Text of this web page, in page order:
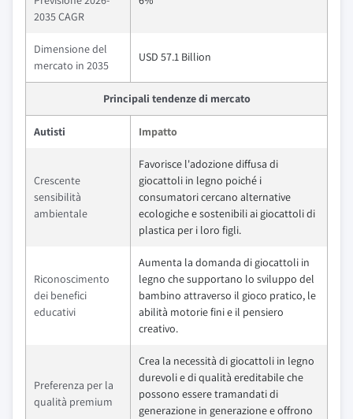
2035 CAGR
Dimensione del
mercato in 2035
USD 57.1 Billion
Principali tendenze di mercato
Autisti Impatto
Crescente
sensibilità
ambientale
Favorisce l'adozione diffusa di
giocattoli in legno poiché i
consumatori cercano alternative
ecologiche e sostenibili ai giocattoli di
plastica per i loro figli.
Riconoscimento
dei benefici
educativi
Aumenta la domanda di giocattoli in
legno che supportano lo sviluppo del
bambino attraverso il gioco pratico, le
abilità motorie fini e il pensiero
creativo.
Preferenza per la
qualità premium
Crea la necessità di giocattoli in legno
durevoli e di qualità ereditabile che
possono essere tramandati di
generazione in generazione e offrono